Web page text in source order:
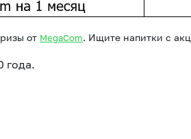
от MegaCom. Ищите напитки с
года.